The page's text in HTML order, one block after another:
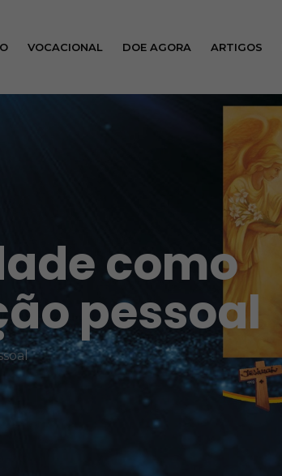
VOCACIONAL DOE AGORA ARTIGOS
como
pessoal